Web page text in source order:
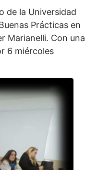
de la Universidad
Prácticas en
Marianelli. Con una
6 miércoles